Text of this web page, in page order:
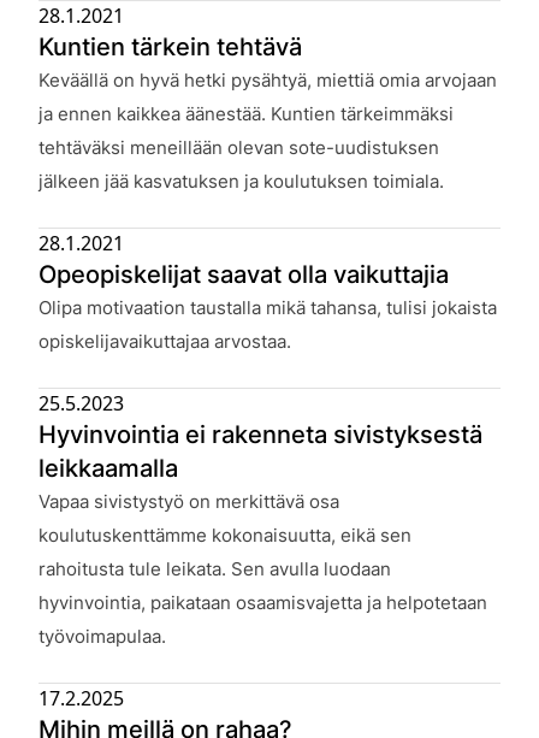
Kuntien tärkein tehtävä
Julkaistu:
28.1.2021
Keväällä on hyvä hetki pysähtyä, miettiä omia arvojaan
ja ennen kaikkea äänestää. Kuntien tärkeimmäksi
tehtäväksi meneillään olevan sote-uudistuksen
jälkeen jää kasvatuksen ja koulutuksen toimiala.
Opeopiskelijat saavat olla vaikuttajia
Julkaistu:
28.1.2021
Olipa motivaation taustalla mikä tahansa, tulisi jokaista
opiskelijavaikuttajaa arvostaa.
Hyvinvointia ei rakenneta sivistyksestä
leikkaamalla
Julkaistu:
25.5.2023
Vapaa sivistystyö on merkittävä osa
koulutuskenttämme kokonaisuutta, eikä sen
rahoitusta tule leikata. Sen avulla luodaan
hyvinvointia, paikataan osaamisvajetta ja helpotetaan
työvoimapulaa.
Mihin meillä on rahaa?
17.2.2025